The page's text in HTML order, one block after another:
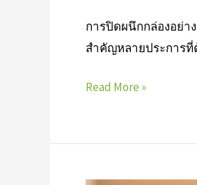
การปิดผนึกกล่องอย่า
สำคัญหลายประการที่
Read More »